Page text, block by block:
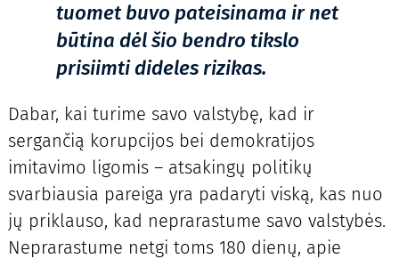
tuomet buvo pateisinama ir net
būtina dėl šio bendro tikslo
prisiimti dideles rizikas.
Dabar, kai turime savo valstybę, kad ir
sergančią korupcijos bei demokratijos
imitavimo ligomis – atsakingų politikų
svarbiausia pareiga yra padaryti viską, kas nuo
jų priklauso, kad neprarastume savo valstybės.
Neprarastume netgi toms 180 dienų, apie